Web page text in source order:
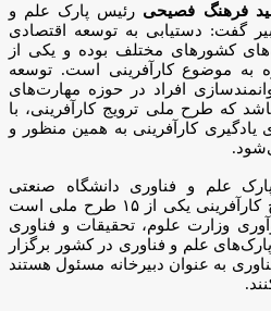
فرهنگ فصیحی رئیس پارک علم و
گفت: دستیابی به توسعه اقتصادی
کشور‌های مختلف بوده و یکی از
به موضوع کارآفرینی است. توسعه
افراد در حوزه مهارت‌های
که طرح ملی ترویج کارآفرینی، با
کارآفرینی به همین منظور و
علم و فناوری دانشگاه صنعتی
امیرکبیر گفت: طرح ملی ترویج کارآفرینی یکی از ۱۵ طرح ملی است
وزارت علوم، تحقیقات و فناوری
علم و فناوری در کشور برگزار
به عنوان دبیرخانه مسئول هستند